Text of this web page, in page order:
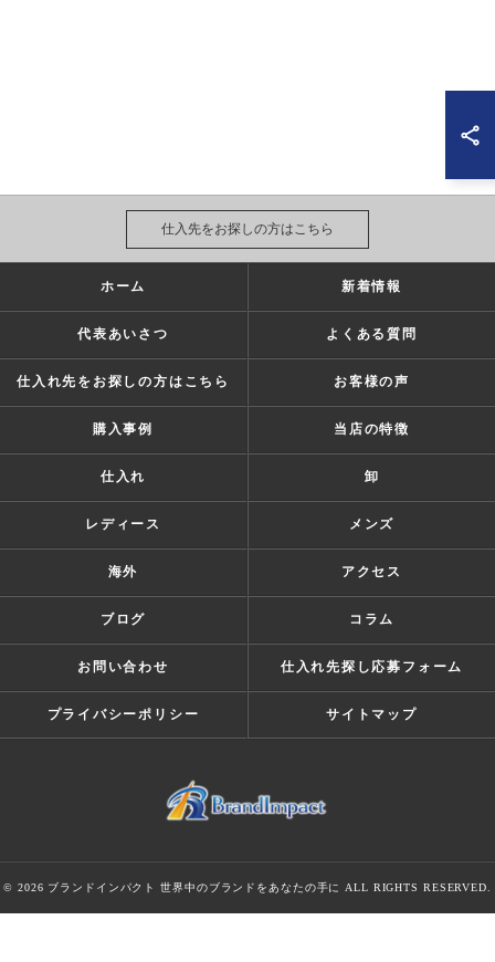
仕入先をお探しの方はこちら
ホーム 新着情報
代表あいさつ よくある質問
仕入れ先をお探しの方はこちら お客様の声
購入事例 当店の特徴
仕入れ 卸
レディース メンズ
海外 アクセス
ブログ コラム
お問い合わせ 仕入れ先探し応募フォーム
プライバシーポリシー サイトマップ
© 2026 ブランドインパクト 世界中のブランドをあなたの手に ALL RIGHTS RESERVED.